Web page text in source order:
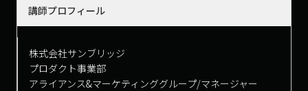
講師プロフィール
株式会社サンブリッジ
プロダクト事業部
アライアンス&マーケティンググループ/マネージャー